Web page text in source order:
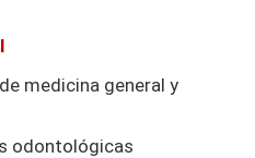
medicina general y
odontológicas